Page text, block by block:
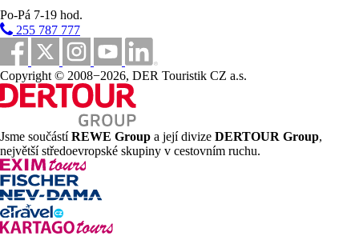
Po-Pá 7-19 hod.
255 787 777
Copyright © 2008−2026, DER Touristik CZ a.s.
Jsme součástíREWE Group a její divize DERTOUR Group,
největší středoevropské skupiny v cestovním ruchu.